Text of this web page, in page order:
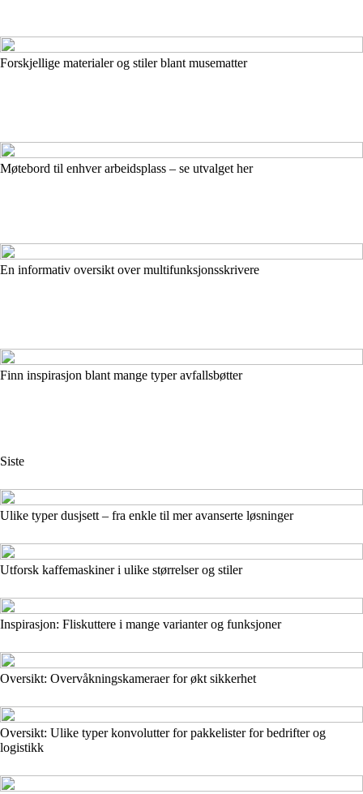
Forskjellige materialer og stiler blant musematter
Møtebord til enhver arbeidsplass – se utvalget her
En informativ oversikt over multifunksjonsskrivere
Finn inspirasjon blant mange typer avfallsbøtter
Siste
Ulike typer dusjsett – fra enkle til mer avanserte løsninger
Utforsk kaffemaskiner i ulike størrelser og stiler
Inspirasjon: Fliskuttere i mange varianter og funksjoner
Oversikt: Overvåkningskameraer for økt sikkerhet
Oversikt: Ulike typer konvolutter for pakkelister for bedrifter og
logistikk